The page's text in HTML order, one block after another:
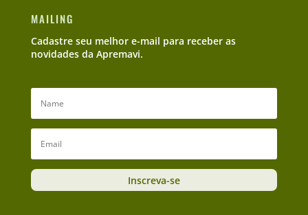
MAILING
Cadastre seu melhor e-mail para receber as
novidades da Apremavi.
Inscreva-se